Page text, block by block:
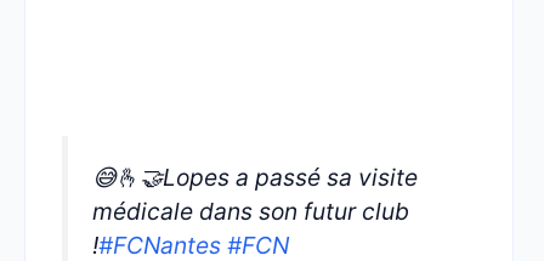
😅🫰🤝Lopes a passé sa visite
médicale dans son futur club
!#FCNantes #FCN